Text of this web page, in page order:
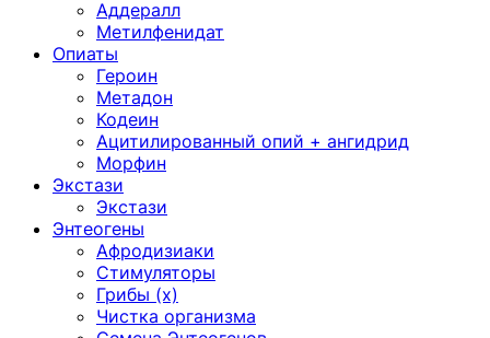
Аддералл
Метилфенидат
Опиаты
Героин
Метадон
Кодеин
Ацитилированный опий + ангидрид
Морфин
Экстази
Экстази
Энтеогены
Афродизиаки
Стимуляторы
Грибы (х)
Чистка организма